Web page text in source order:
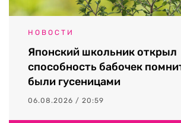
НОВОСТИ
Японский школьник открыл
способность бабочек
были гусеницами
06.08.2026 / 20:59